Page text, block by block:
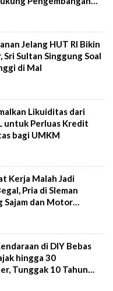
Jelang HUT RI Bikin
Sri Sultan Singgung Soal
di Mal
Likuiditas dari
untuk Perluas Kredit
bagi UMKM
Kerja Malah Jadi
Pria di Sleman
Sajam dan Motor
di DIY Bebas
hingga 30
Tunggak 10 Tahun
5 Tahun